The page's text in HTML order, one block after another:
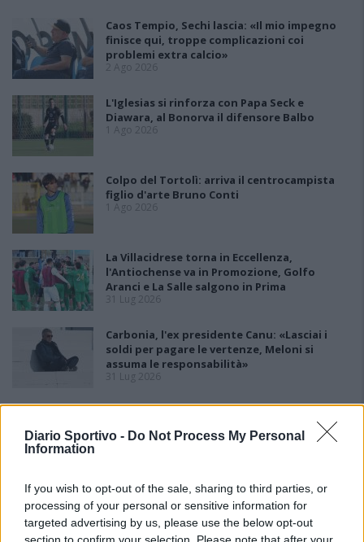
Diario Sportivo - Do Not Process My Personal
Information
If you wish to opt-out of the sale, sharing to third parties, or
processing of your personal or sensitive information for
targeted advertising by us, please use the below opt-out
Caos Tempio, Sechi lascia: «Il mio impegno
finisce qui, troppe complicazioni coi
problemi extra calcio»
2 Ago 2026
L'Iglesias si rinforza con Papa Seck e
Diawara, al Bonorva il difensore Balbo
1 Ago 2026
Colpo del Tortolì: arriva il centrocampista
figlio d'arte Bruno Conti
1 Ago 2026
La Villacidrese torna in Eccellenza,
l'Antiochense va in Promozione, Golfo
Aranci e La Salle salgono in Prima
31 Lug 2026
Carbonia, l'ex presidente Canu: «Lasciai i
soldi per pagare le vertenze, Meloni si
assuma le responsabilità»
31 Lug 2026
«Impossibilitati nel far fronte alle vertenze
dei giocatori»
Nuorese, parte la programmazione:
Francesco Cattide è il nuovo tecnico
29 Lug 2026